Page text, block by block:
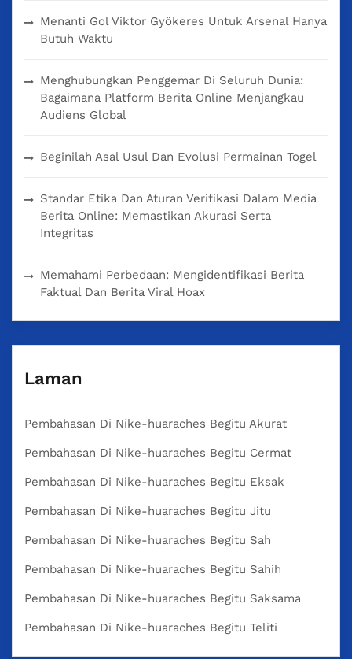
Menanti Gol Viktor Gyökeres Untuk Arsenal Hanya
Butuh Waktu
Menghubungkan Penggemar Di Seluruh Dunia:
Bagaimana Platform Berita Online Menjangkau
Audiens Global
Beginilah Asal Usul Dan Evolusi Permainan Togel
Standar Etika Dan Aturan Verifikasi Dalam Media
Berita Online: Memastikan Akurasi Serta
Integritas
Memahami Perbedaan: Mengidentifikasi Berita
Faktual Dan Berita Viral Hoax
Laman
Pembahasan Di Nike-huaraches Begitu Akurat
Pembahasan Di Nike-huaraches Begitu Cermat
Pembahasan Di Nike-huaraches Begitu Eksak
Pembahasan Di Nike-huaraches Begitu Jitu
Pembahasan Di Nike-huaraches Begitu Sah
Pembahasan Di Nike-huaraches Begitu Sahih
Pembahasan Di Nike-huaraches Begitu Saksama
Pembahasan Di Nike-huaraches Begitu Teliti